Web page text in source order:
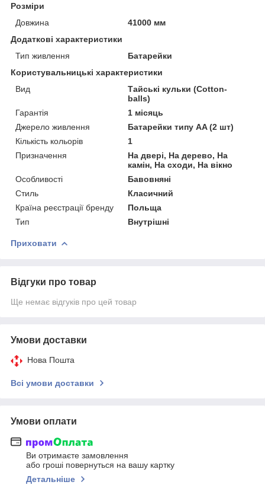
Розміри
Довжина
41000 мм
Додаткові характеристики
Тип живлення
Батарейки
Користувальницькі характеристики
Вид
Тайські кульки (Cotton-
balls)
Гарантія
1 місяць
Джерело живлення
Батарейки типу AA (2 шт)
Кількість кольорів
1
Призначення
На двері, На дерево, На
камін, На сходи, На вікно
Особливості
Бавовняні
Стиль
Класичний
Країна реєстрації бренду
Польща
Тип
Внутрішні
Приховати
Відгуки про товар
Ще немає відгуків про цей товар
Умови доставки
Нова Пошта
Всі умови доставки
Умови оплати
Ви отримаєте замовлення
або гроші повернуться на вашу картку
Детальніше